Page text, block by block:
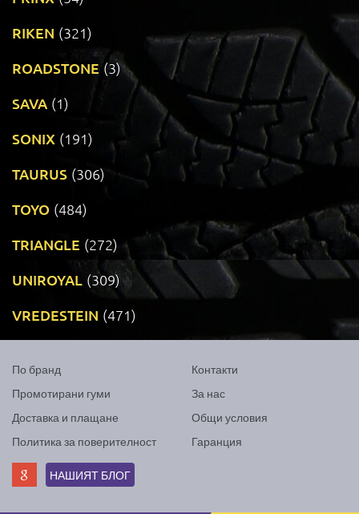
RIKEN (321)
ROADSTONE (3)
SAVA (1)
SONIX (191)
TAURUS (306)
TOYO (484)
TRIANGLE (272)
UNIROYAL (309)
VREDESTEIN (471)
По бранд
Промотирани гуми
Доставка и плащане
Политика за поверителност
Контакти
За нас
Общи условия
Гаранция
НАШИЯТ БЛОГ